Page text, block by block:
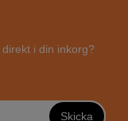
i din inkorg?
Skicka